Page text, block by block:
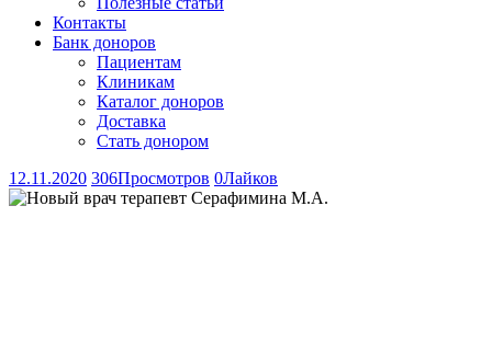
Контакты
Банк доноров
Пациентам
Клиникам
Каталог доноров
Доставка
Стать донором
12.11.2020 306Просмотров 0Лайков